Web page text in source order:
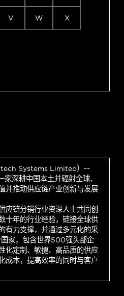
V W X
Systems Limited）--
家深耕中国本土并辐射全球、
并推动供应链产业创新与发展
应链分销行业资深人士共同创
十年的行业经验，链接全球供
有力支撑，并通过多元化的采
家，包含世界500强头部企
化定制、敏捷、高品质的供应
成本，提高效率的同时与客户